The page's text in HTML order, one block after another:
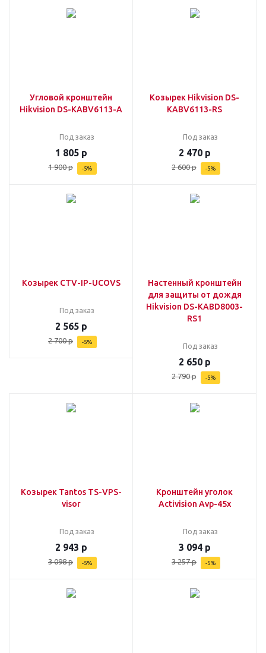
Угловой кронштейн
Hikvision DS-KABV6113-A
Под заказ
1 805р
1 900р -5%
Козырек Hikvision DS-
KABV6113-RS
Под заказ
2 470р
2 600р -5%
Козырек CTV-IP-UCOVS
Под заказ
2 565р
2 700р -5%
Настенный кронштейн
для защиты от дождя
Hikvision DS-KABD8003-
RS1
Под заказ
2 650р
2 790р -5%
Козырек Tantos TS-VPS-
visor
Под заказ
2 943 р
3 098р -5%
Кронштейн уголок
Activision Avp-45х
Под заказ
3 094р
3 257р -5%